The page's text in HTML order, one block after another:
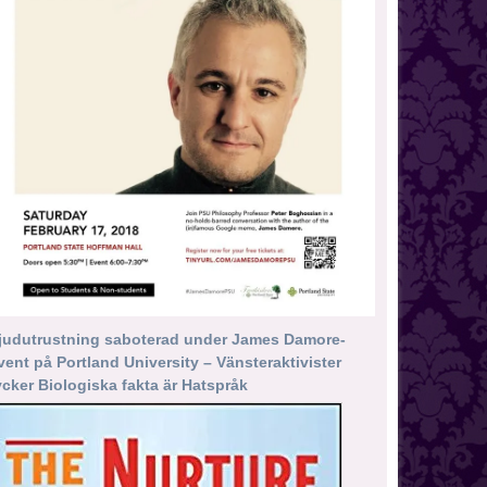
saboterad under James Damore-
på Portland University – Vänsteraktivister
Biologiska fakta är Hatspråk